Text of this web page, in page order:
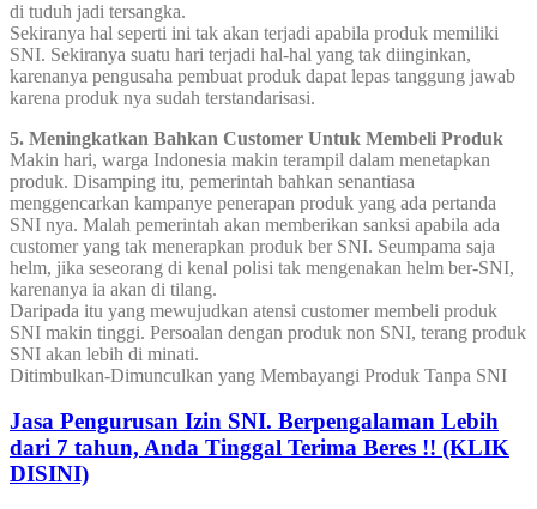
di tuduh jadi tersangka.
Sekiranya hal seperti ini tak akan terjadi apabila produk memiliki
SNI. Sekiranya suatu hari terjadi hal-hal yang tak diinginkan,
karenanya pengusaha pembuat produk dapat lepas tanggung jawab
karena produk nya sudah terstandarisasi.
5. Meningkatkan Bahkan Customer Untuk Membeli Produk
Makin hari, warga Indonesia makin terampil dalam menetapkan
produk. Disamping itu, pemerintah bahkan senantiasa
menggencarkan kampanye penerapan produk yang ada pertanda
SNI nya. Malah pemerintah akan memberikan sanksi apabila ada
customer yang tak menerapkan produk ber SNI. Seumpama saja
helm, jika seseorang di kenal polisi tak mengenakan helm ber-SNI,
karenanya ia akan di tilang.
Daripada itu yang mewujudkan atensi customer membeli produk
SNI makin tinggi. Persoalan dengan produk non SNI, terang produk
SNI akan lebih di minati.
Ditimbulkan-Dimunculkan yang Membayangi Produk Tanpa SNI
Jasa Pengurusan Izin SNI. Berpengalaman Lebih
dari 7 tahun, Anda Tinggal Terima Beres !! (KLIK
DISINI)